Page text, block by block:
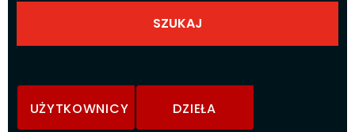
UŻYTKOWNICY DZIEŁA